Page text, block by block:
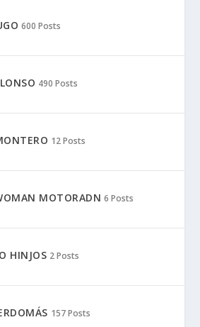
600 Posts
490 Posts
12 Posts
MOTORADN 6 Posts
HINJOS 2 Posts
157 Posts